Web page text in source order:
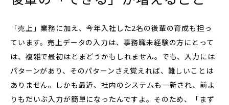
「売上」業務に加え、今年入社した2名の後輩の育成も担っ
ています。売上データの入力は、事務職未経験の方にとって
は、複雑で最初はとまどうかもしれません。でも、入力には
パターンがあり、そのパターンさえ覚えれば、難しいことは
ありません。しかも最近、社内のシステムも一新され、前よ
りもだいぶ入力が簡単になったんですよ。そのため、「まず